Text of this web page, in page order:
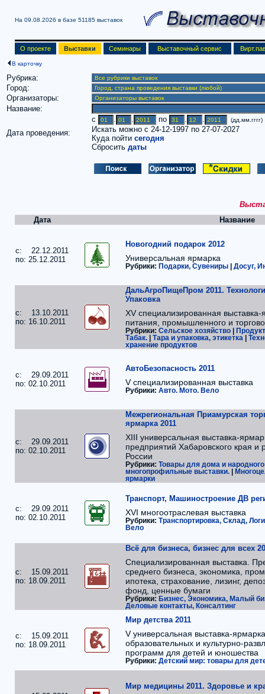
На 09.08.2026 в базе 51185 выставок
О проекте Выставки Семинары Выставочный сервис
В карточку
Рубрика:
Город:
Организаторы:
Название:
Дата проведения:
c . . по . . (дд.мм.гггг)
Искать можно с 24-12-1997 по 27-07-2027
Куда пойти сегодня
Сбросить даты
Дата
Название
c: 22.12.2011
по: 25.12.2011
Новогодний подарок 2012
Универсальная ярмарка
Рубрики: Подарки, Сувениры| Досуг,
c: 13.10.2011
по: 16.10.2011
ДальАгроПищеПром 2011.
Упаковка
ХV специализированная выставка-
питания, промышленного и
Рубрики: Сельское хозяйство|
Табак.| Тара и упаковка, этикетка
хранение продуктов
c: 29.09.2011
по: 02.10.2011
АвтоБезопасность 2011
V специализированная выставка
Рубрики: Авто. Мото. Вело
c: 29.09.2011
по: 02.10.2011
Межрегиональная Приамурская
ярмарка 2011
XIII универсальная выставка-
предприятий Хабаровского края и
России
Рубрики: Товары для дома и
многопрофильные выставки.|
ярмарки
c: 29.09.2011
по: 02.10.2011
Транспорт, Машиностроение ДВ
XVI многоотраслевая выставка
Рубрики: Транспортировка, Склад,
Вело
c: 15.09.2011
по: 18.09.2011
Всё для бизнеса, бизнес для всех
Специализированная выставка.
среднего бизнеса, экономика,
ипотека, страхование, лизинг,
фонд, ценные бумаги
Рубрики: Бизнес, Экономика, Малый
Деловые контакты, Консалтинг
c: 15.09.2011
по: 18.09.2011
Мир детства 2011
V универсальная выставка-
образовательных и культурно-
программ для детей и юношества
Рубрики: Детский мир: товары для
Мир медицины 2011. Здоровье и